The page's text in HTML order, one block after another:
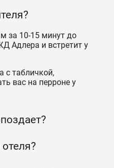
за 10-15 минут до
Адлера и встретит у
с табличкой,
вас на перроне у